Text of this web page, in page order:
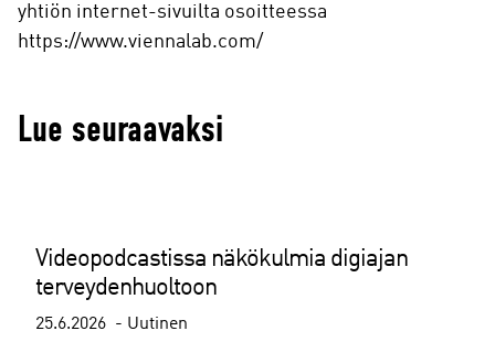
yhtiön internet-sivuilta osoitteessa
https://www.viennalab.com/
Lue seuraavaksi
Videopodcastissa näkökulmia digiajan
terveydenhuoltoon
25.6.2026 Uutinen